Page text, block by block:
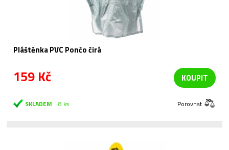
Pláštěnka PVC Pončo čirá
159 Kč KOUPIT
SKLADEM 8 ks Porovnat